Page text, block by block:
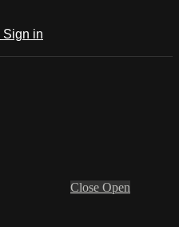
Sign in
Close Open